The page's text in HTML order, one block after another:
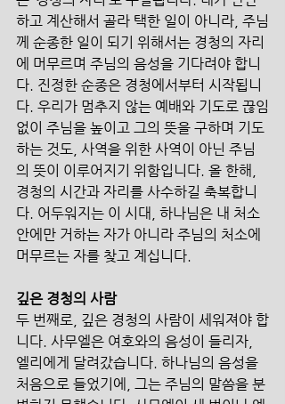
하고 계산해서 골라 택한 일이 아니라, 주님
께 순종한 일이 되기 위해서는 경청의 자리
에 머무르며 주님의 음성을 기다려야 합니
다. 진정한 순종은 경청에서부터 시작됩니
다. 우리가 멈추지 않는 예배와 기도로 끊임
없이 주님을 높이고 그의 뜻을 구하며 기도
하는 것도, 사역을 위한 사역이 아닌 주님
의 뜻이 이루어지기 위함입니다. 올 한해,
경청의 시간과 자리를 사수하길 축복합니
다. 어두워지는 이 시대, 하나님은 내 처소
안에만 거하는 자가 아니라 주님의 처소에
머무르는 자를 찾고 계십니다.
깊은 경청의 사람
두 번째로, 깊은 경청의 사람이 세워져야 합
니다. 사무엘은 여호와의 음성이 들리자,
엘리에게 달려갔습니다. 하나님의 음성을
처음으로 들었기에, 그는 주님의 말씀을 분